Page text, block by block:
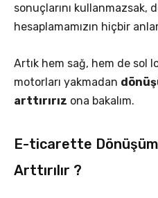
sonuçlarını kullanmazsak,
hesaplamamızın hiçbir
Artık hem sağ, hem de sol
motorları yakmadan
arttırırız ona bakalım.
E-ticarette Dönüşüm
Arttırılır ?